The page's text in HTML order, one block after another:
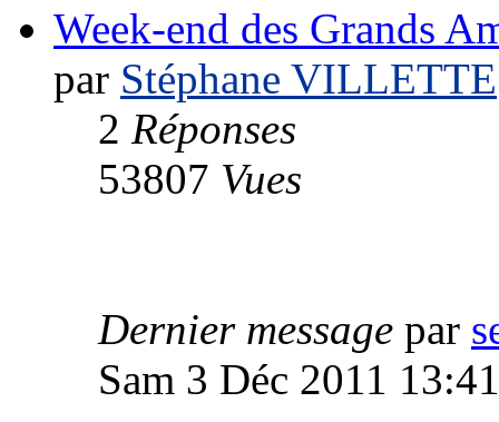
Week-end des Grands
par Stéphane VILLETTE
2 Réponses
53807 Vues
Dernier message par
Sam 3 Déc 2011 13:41